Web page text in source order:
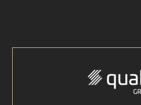
Accéder à